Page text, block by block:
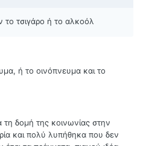
το τσιγάρο ή το αλκοόλ
ή το οινόπνευμα και το
δομή της κοινωνίας στην
και πολύ λυπήθηκα που δεν